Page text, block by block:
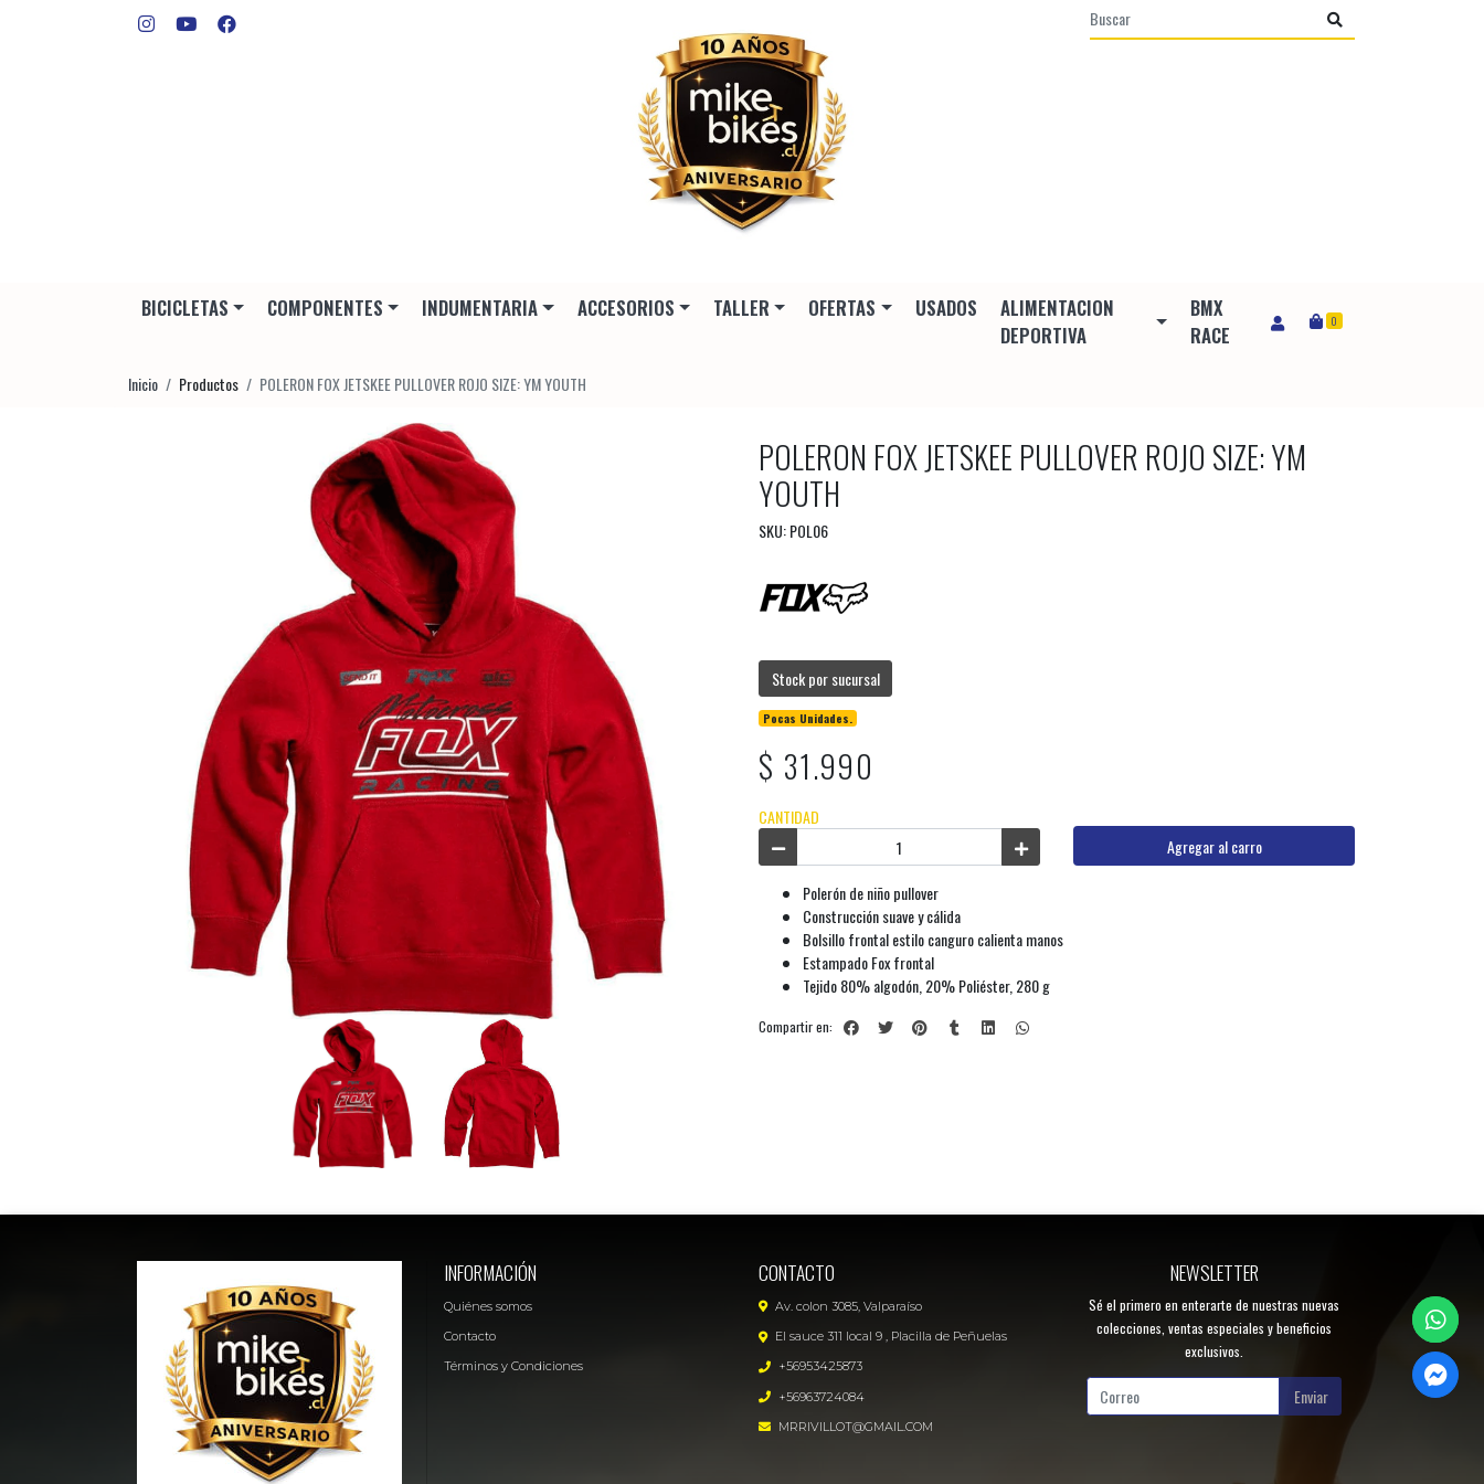
BICICLETAS COMPONENTES INDUMENTARIA ACCESORIOS TALLER OFERTAS USADOS
ALIMENTACION
DEPORTIVA
BMX
RACE
0
Inicio Productos POLERON FOX JETSKEE PULLOVER ROJO SIZE: YM YOUTH
POLERON FOX JETSKEE PULLOVER ROJO SIZE: YM
YOUTH
SKU: POL06
Stock por sucursal
Pocas Unidades.
$ 31.990
CANTIDAD
Agregar al carro
Polerón de niño pullover
Construcción suave y cálida
Bolsillo frontal estilo canguro calienta manos
Estampado Fox frontal
Tejido 80% algodón, 20% Poliéster, 280 g
Compartir en:
INFORMACIÓN
Quiénes somos
Contacto
Términos y Condiciones
CONTACTO
Av. colon 3085, Valparaíso
El sauce 311 local 9 , Placilla de Peñuelas
+56953425873
+56963724084
MRRIVILLOT@GMAIL.COM
NEWSLETTER
Sé el primero en enterarte de nuestras nuevas
colecciones, ventas especiales y beneficios
exclusivos.
Enviar